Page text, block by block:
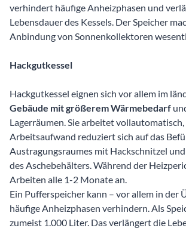
verhindert häufige Anheizphasen und
Lebensdauer des Kessels. Der Speicher
Anbindung von Sonnenkollektoren
Hackgutkessel
Hackgutkessel eignen sich vor allem im
Gebäude mit größerem Wärmebedarf
Lagerräumen. Sie arbeitet
Arbeitsaufwand reduziert sich auf das
Austragungsraumes mit Hackschnitzel und
des Aschebehälters. Während der
Arbeiten alle 1-2 Monate an.
Ein Pufferspeicher kann – vor allem in der
häufige Anheizphasen verhindern. Als
zumeist 1.000 Liter. Das verlängert die